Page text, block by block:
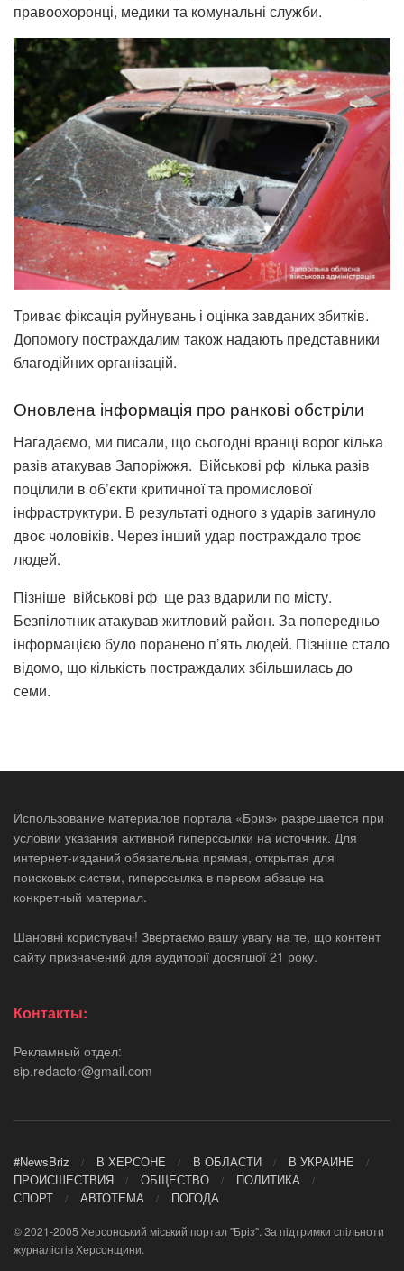
правоохоронці, медики та комунальні служби.
Триває фіксація руйнувань і оцінка завданих збитків.
Допомогу постраждалим також надають представники
благодійних організацій.
Оновлена інформація про ранкові обстріли
Нагадаємо, ми писали, що сьогодні вранці ворог кілька
разів атакував Запоріжжя. Військові рф кілька разів
поцілили в об’єкти критичної та промислової
інфраструктури. В результаті одного з ударів загинуло
двоє чоловіків. Через інший удар постраждало троє
людей.
Пізніше військові рф ще раз вдарили по місту.
Безпілотник атакував житловий район. За попередньо
інформацією було поранено п’ять людей. Пізніше стало
відомо, що кількість постраждалих збільшилась до
семи.
Использование материалов портала «Бриз» разрешается при
условии указания активной гиперссылки на источник. Для
интернет-изданий обязательна прямая, открытая для
поисковых систем, гиперссылка в первом абзаце на
конкретный материал.
Шановні користувачі! Звертаємо вашу увагу на те, що контент
сайту призначений для аудиторії досягшої 21 року.
Контакты:
Рекламный отдел:
sip.redactor@gmail.com
#NewsBriz В ХЕРСОНЕ В ОБЛАСТИ
В УКРАИНЕ
ПРОИСШЕСТВИЯ
ОБЩЕСТВО
ПОЛИТИКА
СПОРТ
АВТОТЕМА ПОГОДА
© 2021-2005 Херсонський міський портал "Бріз". За підтримки спільноти
журналістів Херсонщини.